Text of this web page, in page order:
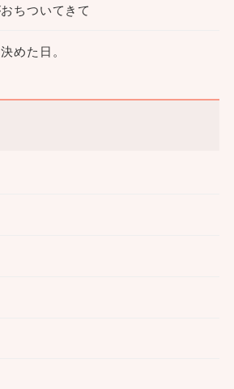
ちついてきて
めた日。